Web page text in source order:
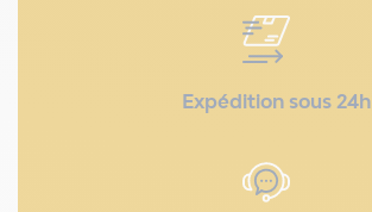
Expédition sous 24h